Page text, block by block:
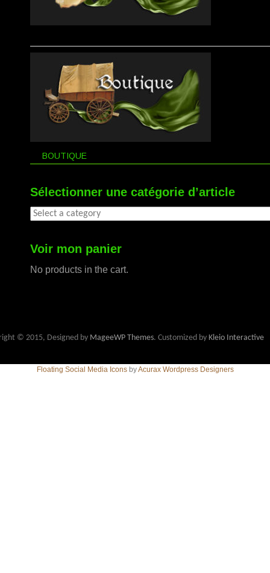
BOUTIQUE
Sélectionner une catégorie d’article
Voir mon panier
No products in the cart.
© 2015, Designed by MageeWP Themes. Customized by Kleio Interactive
Floating Social Media IconsbyAcurax Wordpress Designers